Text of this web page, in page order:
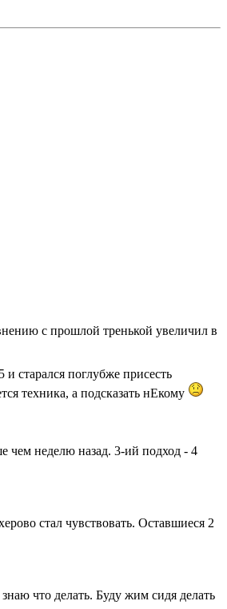
с прошлой тренькой увеличил в
старался поглубже присесть
техника, а подсказать нЕкому
чем неделю назад. 3-ий подход - 4
стал чувствовать. Оставшиеся 2
что делать. Буду жим сидя делать